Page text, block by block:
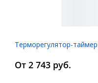
Терморегулятор-
От 2 743 руб.